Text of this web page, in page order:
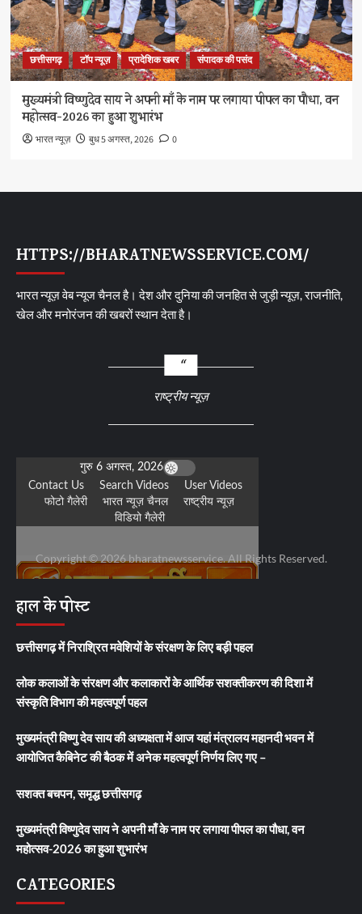
छत्तीसगढ़ टॉप न्यूज़ प्रादेशिक खबर संपादक की पसंद
मुख्यमंत्री विष्णुदेव साय ने अपनी माँ के नाम पर लगाया पीपल का पौधा, वन
महोत्सव-2026 का हुआ शुभारंभ
भारत न्यूज़ बुध 5 अगस्त, 2026 0
HTTPS://BHARATNEWSSERVICE.COM/
भारत न्यूज़ वेब न्यूज चैनल है। देश और दुनिया की जनहित से जुड़ी न्यूज़, राजनीति,
खेल और मनोरंजन की खबरों स्थान देता है।
राष्ट्रीय न्यूज़
Copyright © 2026 bharatnewsservice. All Rights Reserved.
हाल के पोस्ट
छत्तीसगढ़ में निराश्रित मवेशियों के संरक्षण के लिए बड़ी पहल
लोक कलाओं के संरक्षण और कलाकारों के आर्थिक सशक्तीकरण की दिशा में
संस्कृति विभाग की महत्वपूर्ण पहल
मुख्यमंत्री विष्णु देव साय की अध्यक्षता में आज यहां मंत्रालय महानदी भवन में
आयोजित कैबिनेट की बैठक में अनेक महत्वपूर्ण निर्णय लिए गए –
सशक्त बचपन, समृद्ध छत्तीसगढ़
मुख्यमंत्री विष्णुदेव साय ने अपनी माँ के नाम पर लगाया पीपल का पौधा, वन
महोत्सव-2026 का हुआ शुभारंभ
CATEGORIES